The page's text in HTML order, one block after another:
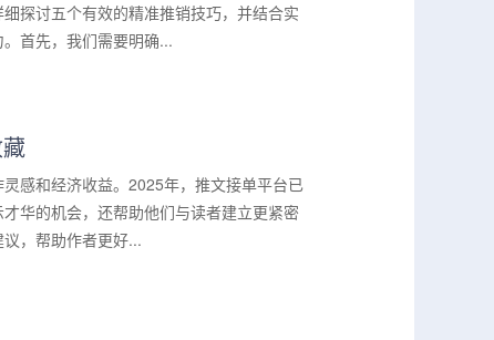
探讨五个有效的精准推销技巧，并结合实
首先，我们需要明确...
感和经济收益。2025年，推文接单平台已
华的机会，还帮助他们与读者建立更紧密
，帮助作者更好...